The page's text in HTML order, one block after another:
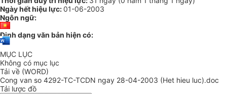
Ngày hết hiệu lực:01-06-2003
Ngôn ngữ:
Định dạng văn bản hiện có:
MỤC LỤC
Không có mục lục
Tải về (WORD)
Cong van so 4292-TC-TCDN ngay 28-04-2003 (Het hieu luc).doc
Tải lược đồ